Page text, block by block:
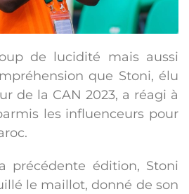
de lucidité mais aussi
que Stoni, élu
de la CAN 2023, a réagi à
les influenceurs pour
précédente édition, Stoni
le maillot, donné de son